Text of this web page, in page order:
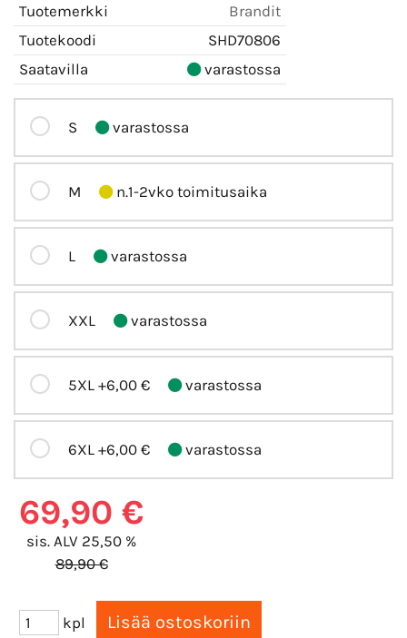
Tuotemerkki
Brandit
Tuotekoodi
SHD70806
Saatavilla
varastossa
S varastossa
M n.1-2vko toimitusaika
L varastossa
XXL varastossa
5XL +6,00 € varastossa
6XL +6,00 € varastossa
69,90 €
sis. ALV 25,50 %
89,90 €
kpl